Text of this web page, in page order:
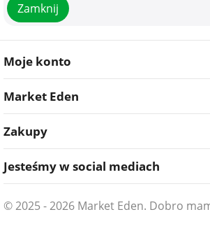
Zamknij
Moje konto
Market Eden
Zakupy
Jesteśmy w social mediach
© 2025 - 2026 Market Eden. Dobro